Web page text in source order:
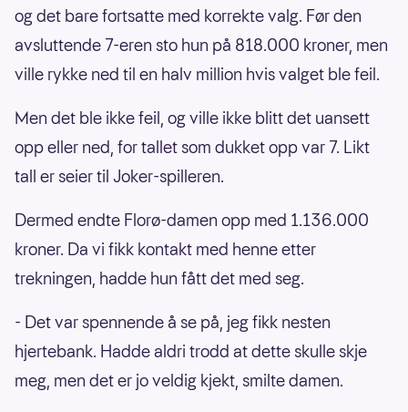
og det bare fortsatte med korrekte valg. Før den
avsluttende 7-eren sto hun på 818.000 kroner, men
ville rykke ned til en halv million hvis valget ble feil.
Men det ble ikke feil, og ville ikke blitt det uansett
opp eller ned, for tallet som dukket opp var 7. Likt
tall er seier til Joker-spilleren.
Dermed endte Florø-damen opp med 1.136.000
kroner. Da vi fikk kontakt med henne etter
trekningen, hadde hun fått det med seg.
- Det var spennende å se på, jeg fikk nesten
hjertebank. Hadde aldri trodd at dette skulle skje
meg, men det er jo veldig kjekt, smilte damen.